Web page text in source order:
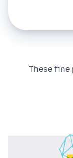
These